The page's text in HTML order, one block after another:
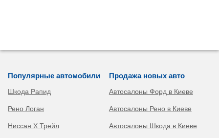
Популярные автомобили
Шкода Рапид
Рено Логан
Ниссан Х Трейл
Продажа новых авто
Автосалоны Форд в Киеве
Автосалоны Рено в Киеве
Автосалоны Шкода в Киеве